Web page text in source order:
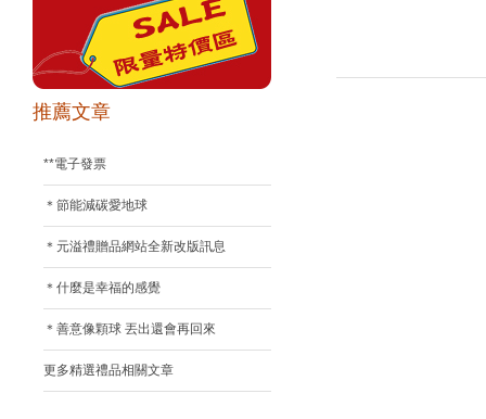
推薦文章
**電子發票
＊節能減碳愛地球
＊元溢禮贈品網站全新改版訊息
＊什麼是幸福的感覺
＊善意像顆球 丟出還會再回來
更多精選禮品相關文章